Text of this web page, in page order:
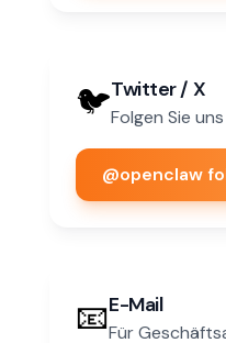
🐦Twitter / X
Folgen Sie
@openclaw
📧E-Mail
Für